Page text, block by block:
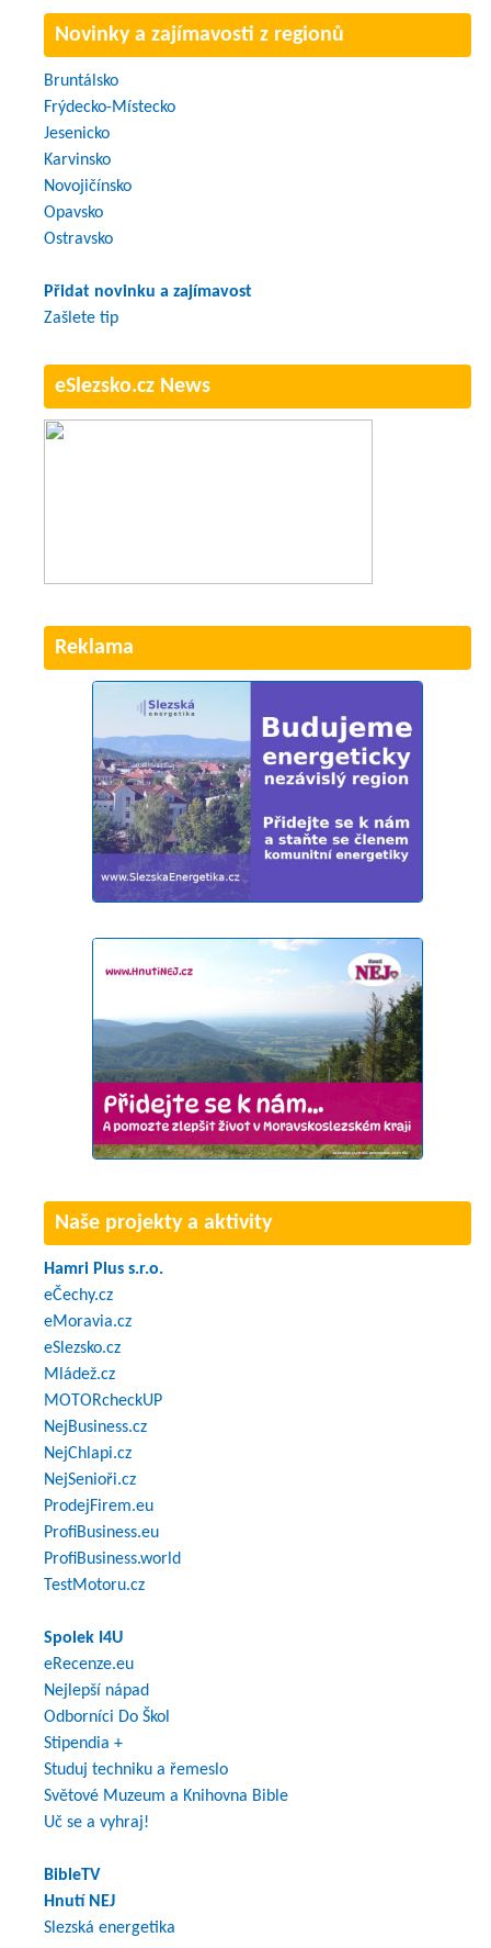
Novinky a zajímavosti z regionů
Bruntálsko
Frýdecko-Místecko
Jesenicko
Karvinsko
Novojičínsko
Opavsko
Ostravsko
Přidat novinku a zajímavost
Zašlete tip
eSlezsko.cz News
Reklama
Naše projekty a aktivity
Hamri Plus s.r.o.
eČechy.cz
eMoravia.cz
eSlezsko.cz
Mládež.cz
MOTORcheckUP
NejBusiness.cz
NejChlapi.cz
NejSenioři.cz
ProdejFirem.eu
ProfiBusiness.eu
ProfiBusiness.world
TestMotoru.cz
Spolek I4U
eRecenze.eu
Nejlepší nápad
Odborníci Do Škol
Stipendia +
Studuj techniku a řemeslo
Světové Muzeum a Knihovna Bible
Uč se a vyhraj!
BibleTV
Hnutí NEJ
Slezská energetika